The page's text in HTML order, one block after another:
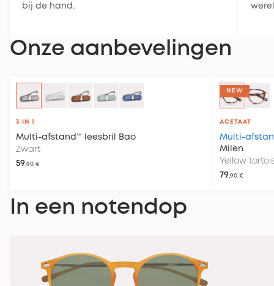
bij de hand.
Onze aanbevelingen
3 IN 1
Multi-afstand™ leesbril
Bao
Zwart
59,90 €
NEW
ACETAAT
Multi-
Milen
Yellow
79,90 €
In een notendop